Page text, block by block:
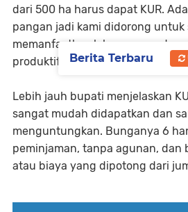
dari 500 ha harus dapat KUR.
pangan jadi kami didorong
memanfaatkan lahan yang ada
produktifitas dan ekonomi
Lebih jauh bupati menjelaskan
sangat mudah didapatkan dan
menguntungkan. Bunganya 6
peminjaman, tanpa agunan, dan
atau biaya yang dipotong dari
Berita Terbaru